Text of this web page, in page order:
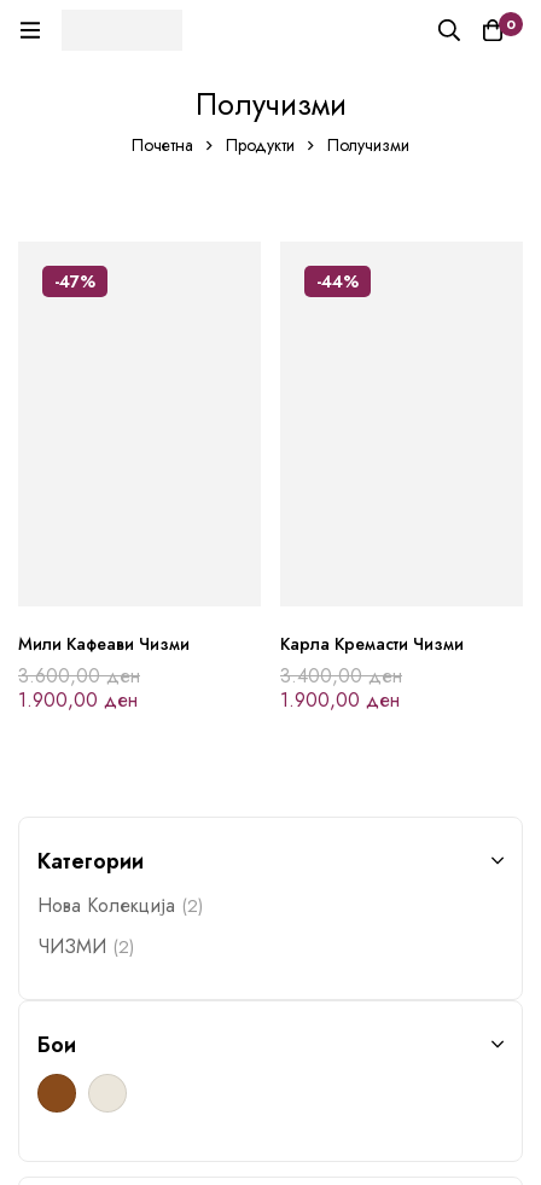
0
Получизми
Почетна Продукти Получизми
Категории
Нова Колекција (2)
ЧИЗМИ (2)
Бои
-47%
Мили Кафеави Чизми
3.600,00ден
1.900,00 ден
-44%
Карла Кремасти Чизми
3.400,00ден
1.900,00 ден